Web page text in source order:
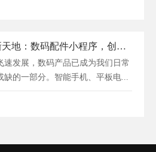
指尖配件新天地：数码配件小程序，创新便捷购物体验
速发展，数码产品已成为我们日常
缺的一部分。智能手机、平板电...